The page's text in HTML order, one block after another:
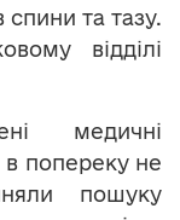
спини та тазу.
відділі
медичні
в попереку не
пошуку